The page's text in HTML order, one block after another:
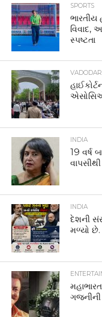
SPORTS
ભારતીય
વિવાદ,
સ્પષ્ટતા
INDIA
19 વર્ષ
વાપસીથી
INDIA
દેશની
મળ્યો
ગજનીની